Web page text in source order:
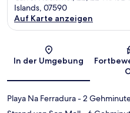
Islands, 07590
Auf Karte anzeigen
In der Umgebung
Playa Na Ferradura- 2